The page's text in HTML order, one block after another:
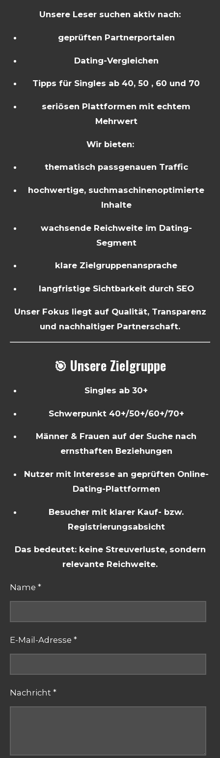
Unsere Leser suchen aktiv nach:
geprüften Partnerportalen
Dating-Vergleichen
Tipps für Singles ab 40, 50 , 60 und 70
seriösen Plattformen mit echtem
Mehrwert
Wir bieten:
thematisch passgenauen Traffic
hochwertige, suchmaschinenoptimierte
Inhalte
wachsende Reichweite im Dating-
Segment
klare Zielgruppenansprache
langfristige Sichtbarkeit durch SEO
Unser Fokus liegt auf Qualität, Transparenz
und nachhaltiger Partnerschaft.
🎯 Unsere Zielgruppe
Singles ab 30+
Schwerpunkt 40+/50+/60+/70+
Männer & Frauen auf der Suche nach
ernsthaften Beziehungen
Nutzer mit Interesse an geprüften Online-
Dating-Plattformen
Besucher mit klarer Kauf- bzw.
Registrierungsabsicht
Das bedeutet: keine Streuverluste, sondern
relevante Reichweite.
Name *
E-Mail-Adresse *
Nachricht *